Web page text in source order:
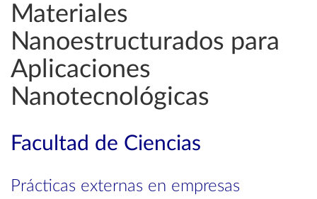
Materiales
Nanoestructurados para
Aplicaciones
Nanotecnológicas
Facultad de Ciencias
Prácticas externas en empresas